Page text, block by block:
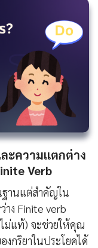
ะความแตกต่าง
Verb
ฐานแต่สำคัญใน
าง Finite verb
ม่แท้) จะช่วยให้คุณ
งกริยาในประโยคได้